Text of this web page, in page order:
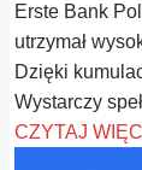
Erste Bank
utrzymał
Dzięki
Wystarczy
CZYTAJ